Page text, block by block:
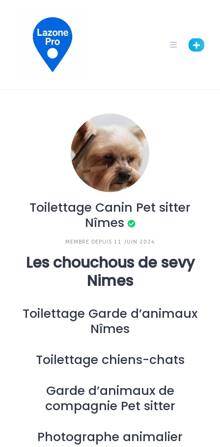
Toilettage Canin Pet sitter
Nîmes
MEMBRE DEPUIS 11 JUIN 2024
Les chouchous de sevy
Nimes
Toilettage Garde d’animaux
Nîmes
Toilettage chiens-chats
Garde d’animaux de
compagnie Pet sitter
Photographe animalier